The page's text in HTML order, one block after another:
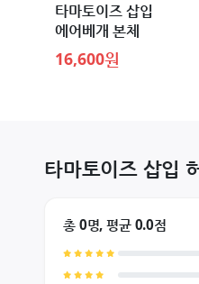
타마토이즈 삽입
에어베개 본체
16,600원
타마토이즈 삽입
총 0명, 평균 0.0점